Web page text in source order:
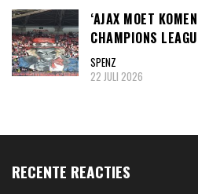
‘AJAX MOET
CHAMPIONS
SPENZ
22 JULI 2026
RECENTE REACTIES